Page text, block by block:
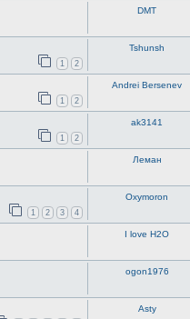
DMT
1 2
Tshunsh
1 2
Andrei Bersenev
1 2
ak3141
Леман
1 2 3 4
Oxymoron
I love H2O
ogon1976
Asty